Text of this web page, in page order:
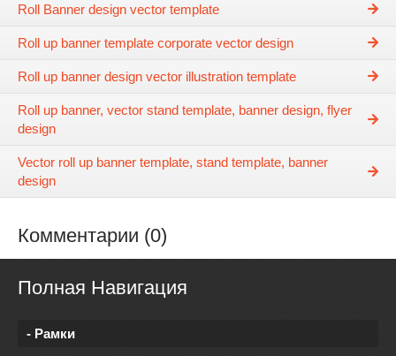
Roll Banner design vector template
Roll up banner template corporate vector design
Roll up banner design vector illustration template
Roll up banner, vector stand template, banner design, flyer
design
Vector roll up banner template, stand template, banner
design
Комментарии (0)
Полная Навигация
- Рамки